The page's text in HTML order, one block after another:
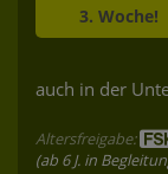
3. Woche!
auch in der
Altersfreigabe:
(ab 6 J. in